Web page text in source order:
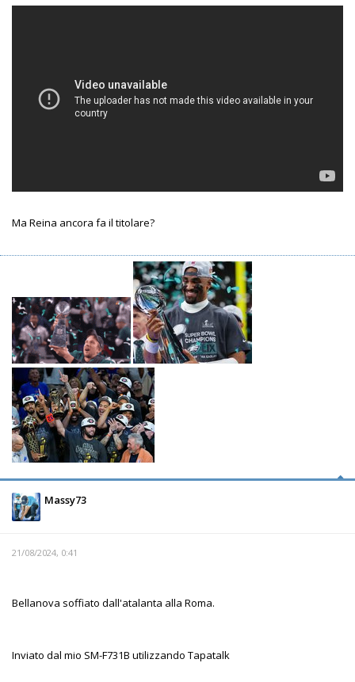
Ma Reina ancora fa il titolare?
Massy73
21/08/2024, 0:41
Bellanova soffiato dall'atalanta alla Roma.
Inviato dal mio SM-F731B utilizzando Tapatalk